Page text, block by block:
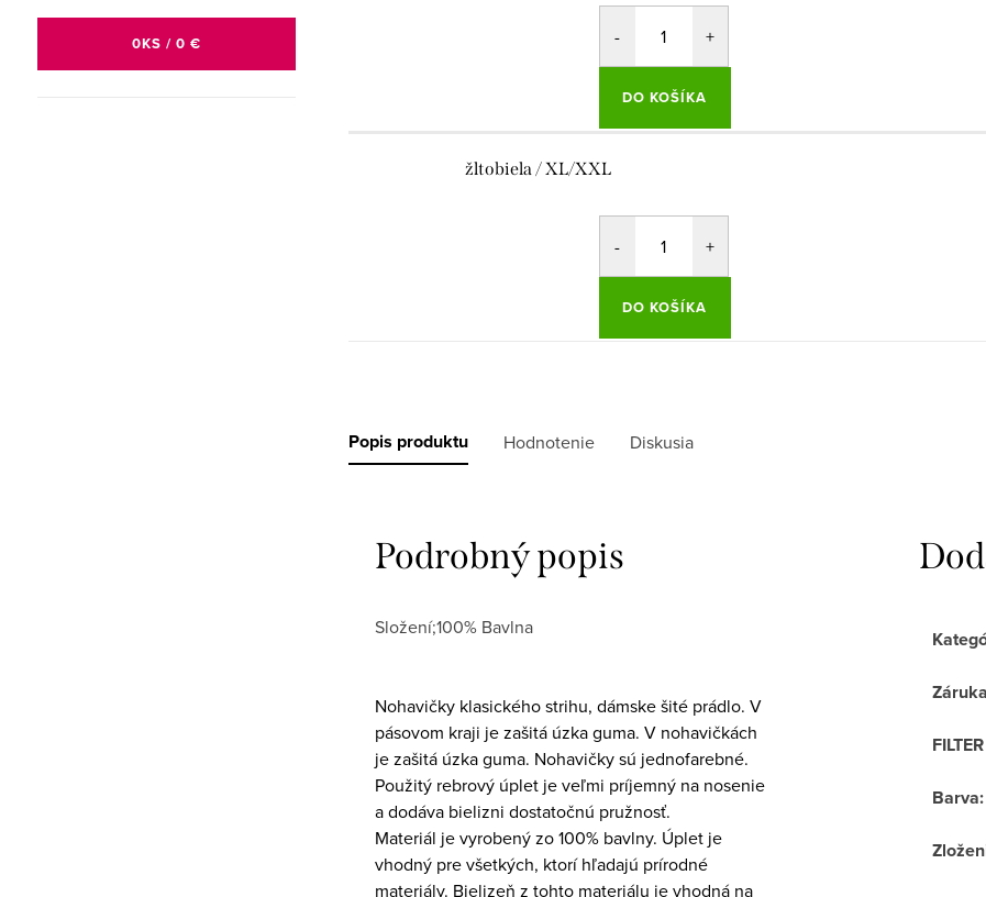
0KS / 0 €
DO KOŠÍKA
žltobiela / XL/XXL
DO KOŠÍKA
Popis produktu Hodnotenie Diskusia
Podrobný popis
Složení;100% Bavlna
Nohavičky klasického strihu, dámske šité prádlo. V
pásovom kraji je zašitá úzka guma. V nohavičkách
je zašitá úzka guma. Nohavičky sú jednofarebné.
Použitý rebrový úplet je veľmi príjemný na nosenie
a dodáva bielizni dostatočnú pružnosť.
Materiál je vyrobený zo 100% bavlny. Úplet je
vhodný pre všetkých, ktorí hľadajú prírodné
materiály. Bielizeň z tohto materiálu je vhodná na
Barva: